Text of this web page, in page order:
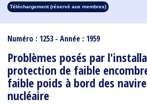
Numéro : 1253 - Année : 1959
Problèmes posés par
protection de faible
faible poids à bord des
nucléaire
1913
1912 1911 1910 1909 1908
Téléchargement (réservé aux membres)